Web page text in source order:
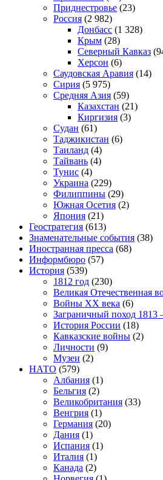
Приднестровье (23)
Россия (2 982)
Донбасс (1 328)
Крым (28)
Северный Кавказ
Херсон (6)
Саудовская Аравия (14)
Сирия (5 975)
Средняя Азия (59)
Казахстан (21)
Киргизия (3)
Судан (61)
Таджикистан (6)
Таиланд (4)
Тайвань (4)
Тунис (4)
Украина (229)
Филиппины (29)
Южная Осетия (2)
Япония (21)
Геостратегия (613)
Знаменательные события (38)
Иностранная пресса (68)
Информбюро (57)
История (539)
1812 год (230)
Великая Отечественная
Войны XX века (6)
Заграничный поход
История России (18)
Кавказские войны (2)
Личности (9)
Музеи (2)
НАТО (579)
Албания (1)
Бельгия (2)
Великобритания (33)
Венгрия (1)
Германия (20)
Дания (1)
Испания (1)
Италия (1)
Канада (2)